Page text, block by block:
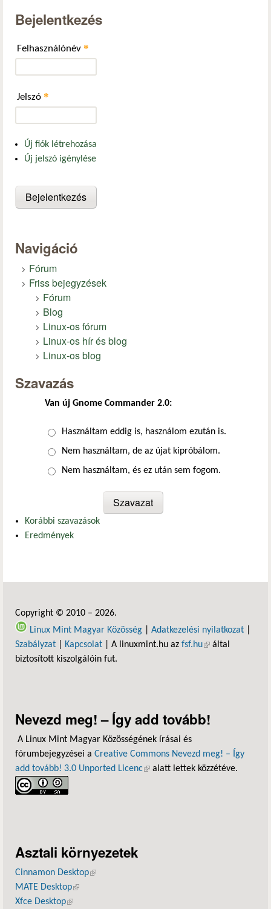
Bejelentkezés
Felhasználónév *
Jelszó *
Új fiók létrehozása
Új jelszó igénylése
Navigáció
Fórum
Friss bejegyzések
Fórum
Blog
Linux-os fórum
Linux-os hír és blog
Linux-os blog
Szavazás
Van új Gnome Commander 2.0:
Választások
Használtam eddig is, használom ezután is.
Nem használtam, de az újat kipróbálom.
Nem használtam, és ez után sem fogom.
Korábbi szavazások
Eredmények
Copyright © 2010 – 2026.
Linux Mint Magyar Közösség
Adatkezelési nyilatkozat
Szabályzat
Kapcsolat | A linuxmint.hu az fsf.hu(külső hivatkozás)
által
biztosított kiszolgálóin fut.
Nevezd meg! – Így add tovább!
A Linux Mint Magyar Közösségének írásai és
fórumbejegyzései a Creative Commons Nevezd meg! – Így
add tovább! 3.0 Unported Licenc(külső hivatkozás)
alatt lettek közzétéve.
Asztali környezetek
Cinnamon Desktop(külső hivatkozás)
MATE Desktop(külső hivatkozás)
Xfce Desktop(külső hivatkozás)